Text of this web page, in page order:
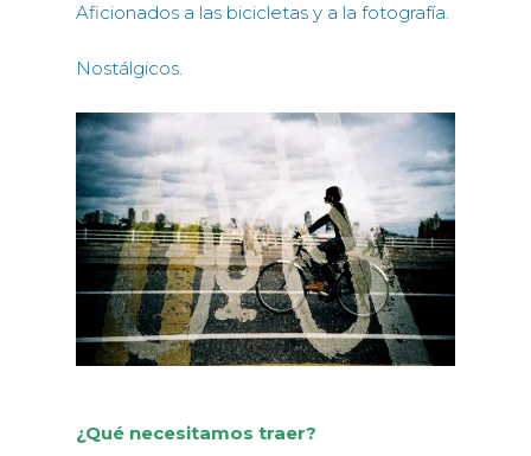
Aficionados a las bicicletas y a la fotografía.
Nostálgicos.
¿Qué necesitamos traer?